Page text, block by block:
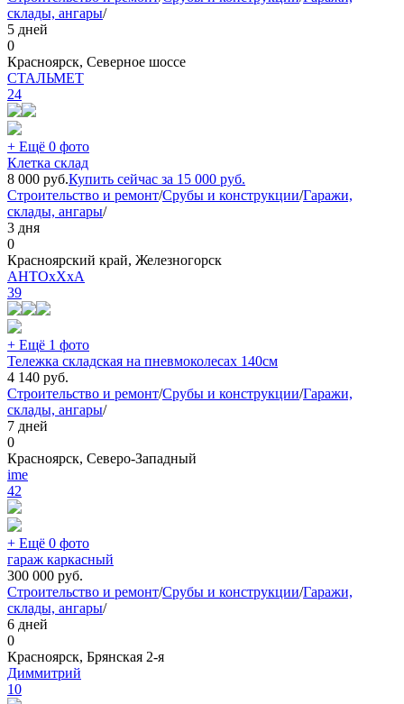
склады, ангары/
5 дней
0
Красноярск, Северное шоссе
СТАЛЬМЕТ
24
+ Ещё 0 фото
Клетка склад
8 000 руб.Купить сейчас за 15 000 руб.
Строительство и ремонт/Срубы и конструкции/Гаражи,
склады, ангары/
3 дня
0
Красноярский край, Железногорск
AHTOxXxA
39
+ Ещё 1 фото
Тележка складская на пневмоколесах 140см
4 140 руб.
Строительство и ремонт/Срубы и конструкции/Гаражи,
склады, ангары/
7 дней
0
Красноярск, Северо-Западный
ime
42
+ Ещё 0 фото
гараж каркасный
300 000 руб.
Строительство и ремонт/Срубы и конструкции/Гаражи,
склады, ангары/
6 дней
0
Красноярск, Брянская 2-я
Диммитрий
10